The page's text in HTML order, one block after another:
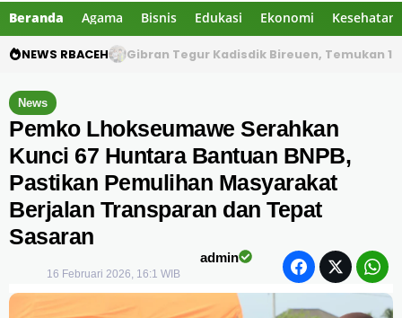
Beranda Agama Bisnis Edukasi Ekonomi Kesehatan
NEWS RBACEH PHE NSO Klarifikasi Dugaan Bau Amoniak
News
Pemko Lhokseumawe Serahkan
Kunci 67 Huntara Bantuan BNPB,
Pastikan Pemulihan Masyarakat
Berjalan Transparan dan Tepat
Sasaran
admin
16 Februari 2026, 16:1 WIB